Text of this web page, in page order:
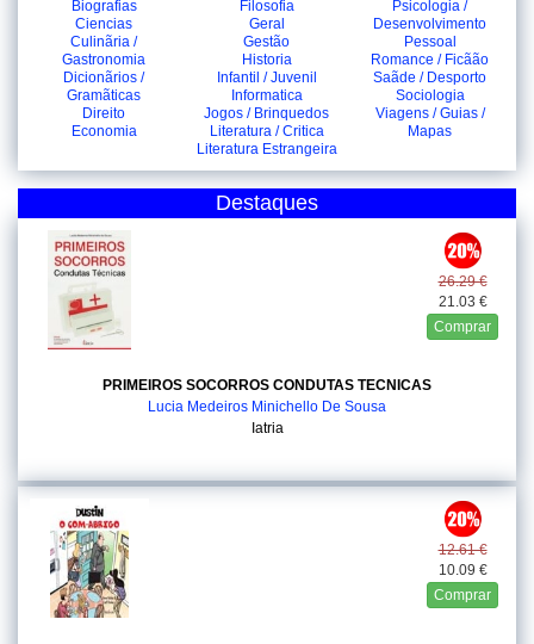
Biografias
Ciencias
Culinãria /
Gastronomia
Dicionãrios /
Gramãticas
Direito
Economia
Filosofia
Geral
Gestão
Historia
Infantil / Juvenil
Informatica
Jogos / Brinquedos
Literatura / Critica
Literatura Estrangeira
Psicologia /
Desenvolvimento
Pessoal
Romance / Ficãão
Saãde / Desporto
Sociologia
Viagens / Guias /
Mapas
Destaques
26.29 €
21.03 €
Comprar
PRIMEIROS SOCORROS CONDUTAS TECNICAS
Lucia Medeiros Minichello De Sousa
Iatria
12.61 €
10.09 €
Comprar